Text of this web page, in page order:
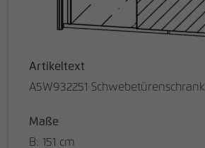
Artikeltext
A5W932251 Schwebetürenschrank
Maße
B: 151 cm